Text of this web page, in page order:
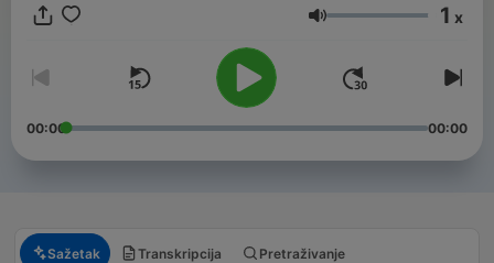
Glasnoća 1 x
00:00 00:00
Sažetak Transkripcija Pretraživanje